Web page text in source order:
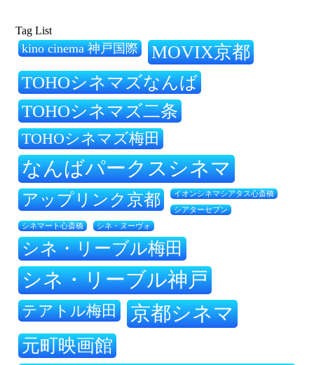
Tag List
kino cinema 神戸国際 MOVIX京都
TOHOシネマズなんば
TOHOシネマズ二条
TOHOシネマズ梅田
なんばパークスシネマ
アップリンク京都 イオンシネマシアタス心斎橋
シアターセブン
シネマート心斎橋 シネ・ヌーヴォ
シネ・リーブル梅田
シネ・リーブル神戸
テアトル梅田 京都シネマ
元町映画館